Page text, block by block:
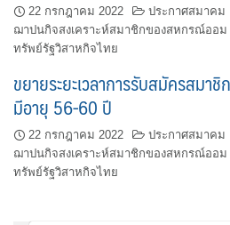
22 กรกฎาคม 2022
ประกาศสมาคม
ฌาปนกิจสงเคราะห์สมาชิกของสหกรณ์ออม
ทรัพย์รัฐวิสาหกิจไทย
ขยายระยะเวลาการรับสมัครสมาชิ
มีอายุ 56-60 ปี
22 กรกฎาคม 2022
ประกาศสมาคม
ฌาปนกิจสงเคราะห์สมาชิกของสหกรณ์ออม
ทรัพย์รัฐวิสาหกิจไทย